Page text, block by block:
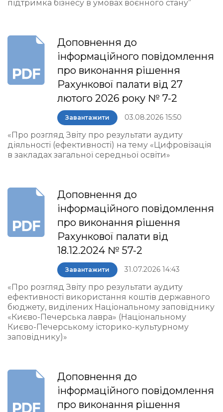
підтримка бізнесу в умовах воєнного стану”
Доповнення до
інформаційного повідомлення
про виконання рішення
Рахункової палати від 27
лютого 2026 року № 7-2
Завантажити 03.08.2026 15:50
«Про розгляд Звіту про результати аудиту
діяльності (ефективності) на тему «Цифровізація
в закладах загальної середньої освіти»
Доповнення до
інформаційного повідомлення
про виконання рішення
Рахункової палати від
18.12.2024 № 57-2
Завантажити 31.07.2026 14:43
«Про розгляд Звіту про результати аудиту
ефективності використання коштів державного
бюджету, виділених Національному заповіднику
«Києво-Печерська лавра» (Національному
Києво-Печерському історико-культурному
заповіднику)»
Доповнення до
інформаційного повідомлення
про виконання рішення